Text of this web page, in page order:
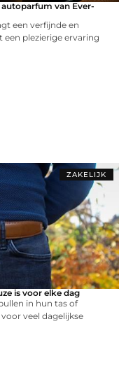
van Ever-
een verfijnde en
plezierige ervaring
ZAKELIJK
is voor elke dag
in hun tas of
veel dagelijkse